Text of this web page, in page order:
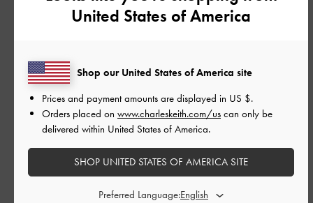
ご利用者様
スタイルよく見える！
ローファーにしてはヒールが高めで脚が長く見える気がしま
す。でもブロックヒールなので安定感あるしスクエアトゥなの
で長く履いてても足の痛みなどありません。生地も合皮にして
2026-05-13
United States of America
Shop our United States of America site
Prices and payment amounts are displayed in US $.
Orders placed on www.charleskeith.com/us can only be
delivered within United States of America.
SHOP UNITED STATES OF AMERICA SITE
Preferred Language: